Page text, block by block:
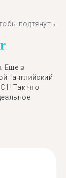
подтянуть
Еще в
"английский
Так что